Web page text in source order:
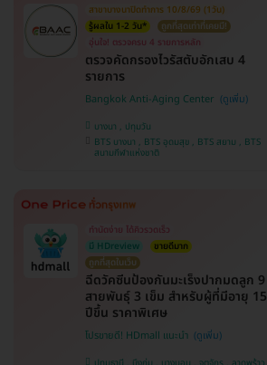
สาขาบางนาปิดทำการ 10/8/69 (1วัน)
รู้ผลใน 1-2 วัน*
ถูกที่สุดเท่าที่เคยมี!
อุ่นใจ! ตรวจครบ 4 รายการหลัก
ตรวจคัดกรองไวรัสตับอักเสบ 4
รายการ
Bangkok Anti-Aging Center
บางนา , ปทุมวัน
BTS บางนา , BTS อุดมสุข , BTS สยาม , BTS
สนามกีฬาแห่งชาติ
ทำนัดง่าย ได้คิวรวดเร็ว
มี HDreview
ขายดีมาก
ถูกที่สุดในเว็บ
ฉีดวัคซีนป้องกันมะเร็งปากมดลูก 9
สายพันธุ์ 3 เข็ม สำหรับผู้ที่มีอายุ 15
ปีขึ้น ราคาพิเศษ
โปรขายดี! HDmall แนะนำ